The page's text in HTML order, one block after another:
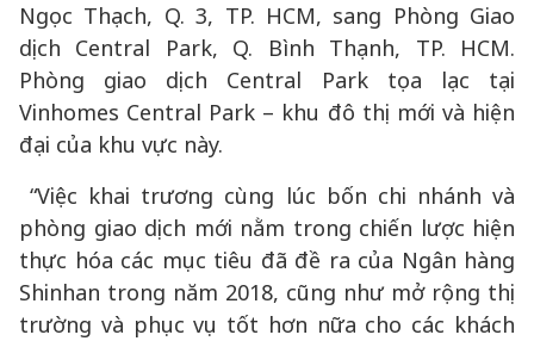
Ngọc Thạch, Q. 3, TP. HCM, sang Phòng Giao
dịch Central Park, Q. Bình Thạnh, TP. HCM.
Phòng giao dịch Central Park tọa lạc tại
Vinhomes Central Park – khu đô thị mới và hiện
đại của khu vực này.
“Việc khai trương cùng lúc bốn chi nhánh và
phòng giao dịch mới nằm trong chiến lược hiện
thực hóa các mục tiêu đã đề ra của Ngân hàng
Shinhan trong năm 2018, cũng như mở rộng thị
trường và phục vụ tốt hơn nữa cho các khách